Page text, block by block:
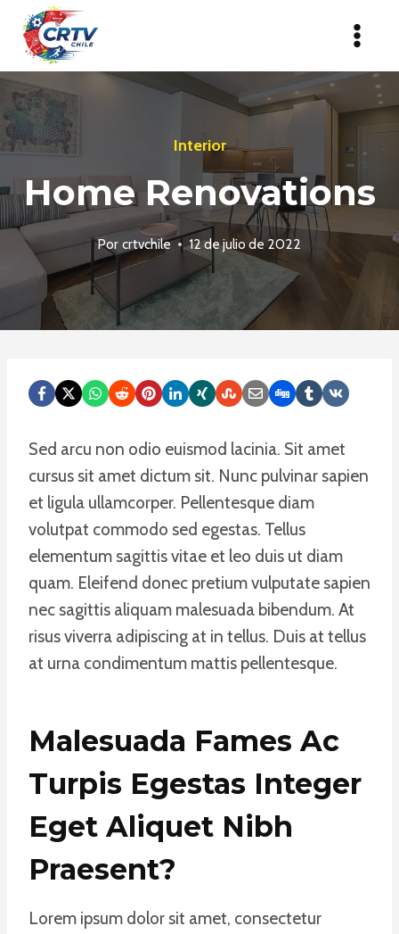
Saltar
contenido
Interior
Home Renovations
Por crtvchile 12 de julio de 2022
Sed arcu non odio euismod lacinia. Sit amet
cursus sit amet dictum sit. Nunc pulvinar sapien
et ligula ullamcorper. Pellentesque diam
volutpat commodo sed egestas. Tellus
elementum sagittis vitae et leo duis ut diam
quam. Eleifend donec pretium vulputate sapien
nec sagittis aliquam malesuada bibendum. At
risus viverra adipiscing at in tellus. Duis at tellus
at urna condimentum mattis pellentesque.
Malesuada Fames Ac
Turpis Egestas Integer
Eget Aliquet Nibh
Praesent?
Lorem ipsum dolor sit amet, consectetur